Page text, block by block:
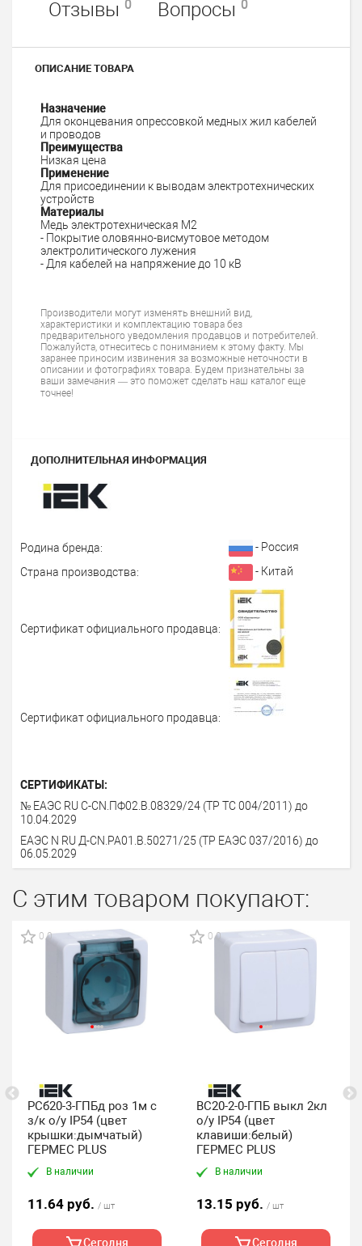
Отзывы 0 Вопросы 0
ОПИСАНИЕ ТОВАРА
Назначение
Для оконцевания опрессовкой медных жил кабелей
и проводов
Преимущества
Низкая цена
Применение
Для присоединении к выводам электротехнических
устройств
Материалы
Медь электротехническая М2
- Покрытие оловянно-висмутовое методом
электролитического лужения
- Для кабелей на напряжение до 10 кВ
Производители могут изменять внешний вид,
характеристики и комплектацию товара без
предварительного уведомления продавцов и потребителей.
Пожалуйста, отнеситесь с пониманием к этому факту. Мы
заранее приносим извинения за возможные неточности в
описании и фотографиях товара. Будем признательны за
ваши замечания — это поможет сделать наш каталог еще
точнее!
ДОПОЛНИТЕЛЬНАЯ ИНФОРМАЦИЯ
Родина бренда:
- Россия
Страна производства:
- Китай
Сертификат официального продавца:
Сертификат официального продавца:
СЕРТИФИКАТЫ:
№ ЕАЭС RU С-СN.ПФ02.В.08329/24 (ТР ТС 004/2011) до
10.04.2029
ЕАЭС N RU Д-СN.РА01.В.50271/25 (ТР ЕАЭС 037/2016) до
06.05.2029
С этим товаром покупают:
0.0
РСб20-3-ГПБд роз 1м с
з/к о/у IP54 (цвет
крышки:дымчатый)
ГЕРМЕС PLUS
В наличии
11.64 руб. / шт
Сегодня
0.0
ВС20-2-0-ГПБ выкл 2кл
о/у IP54 (цвет
клавиши:белый)
ГЕРМЕС PLUS
В наличии
13.15 руб. / шт
Сегодня